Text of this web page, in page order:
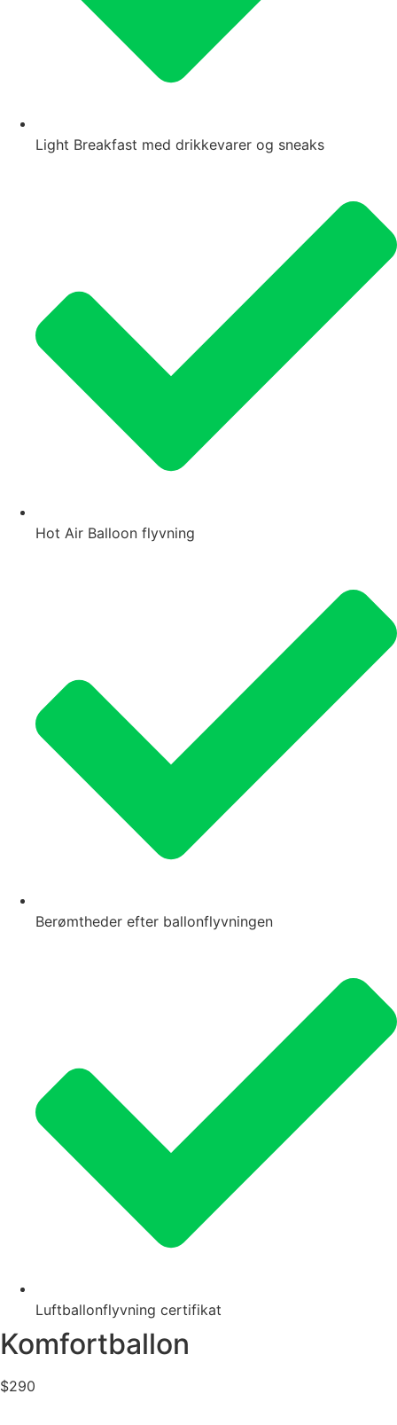
Light Breakfast med drikkevarer og sneaks
Hot Air Balloon flyvning
Berømtheder efter ballonflyvningen
Luftballonflyvning certifikat
Komfortballon
$290